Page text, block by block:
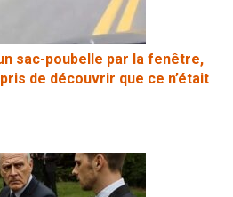
sac-poubelle par la fenêtre,
de découvrir que ce n’était